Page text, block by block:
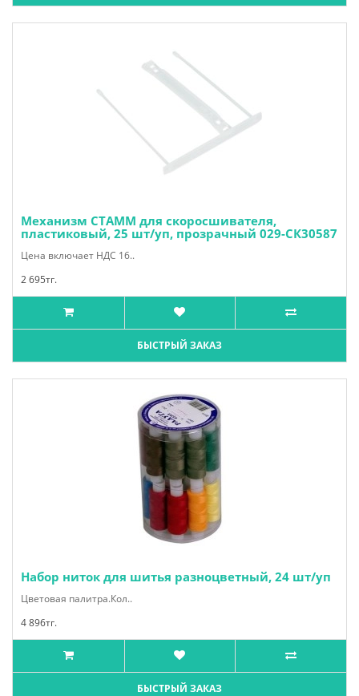
Механизм СТАММ для скоросшивателя,
пластиковый, 25 шт/уп, прозрачный 029-СК30587
Цена включает НДС 16..
2 695тг.
БЫСТРЫЙ ЗАКАЗ
Набор ниток для шитья разноцветный, 24 шт/уп
Цветовая палитра.Кол..
4 896тг.
БЫСТРЫЙ ЗАКАЗ